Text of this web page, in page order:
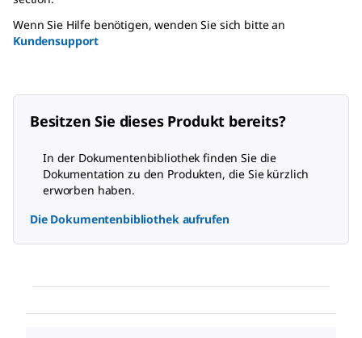
Wenn Sie Hilfe benötigen, wenden Sie sich bitte an
Kundensupport
Besitzen Sie dieses Produkt bereits?
In der Dokumentenbibliothek finden Sie die
Dokumentation zu den Produkten, die Sie kürzlich
erworben haben.
Die Dokumentenbibliothek aufrufen